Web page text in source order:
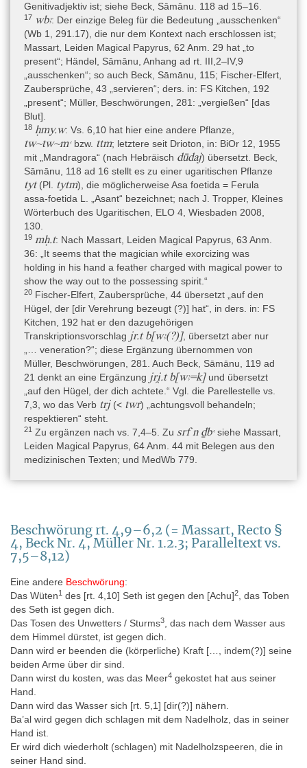
1853–62), 62–64, 66–67 (der Text von Chabas wurde neu
abgedruckt in G. Maspero (Hrsg.), F. Chabas. Oeuvres diverses.
Vol. 2, Bibliothèque égyptologique 10 (Paris 1902), 131–171 (I
343: 135–139; I 345: 142–145).
- von Deines – Grapow – Westendorf 1958 I: H. von Deines – H.
Grapow – W. Westendorf, Grundriss der Medizin der alten
Ägypter. IV,1. Übersetzung der medizinischen Texte (Berlin 1958).
- von Deines – Grapow – Westendorf 1958 II: H. von Deines – H.
Grapow – W. Westendorf, Grundriss der Medizin der alten
Ägypter. IV,2. Übersetzung der medizinischen Texte.
Erläuterungen (Berlin 1958).
- Enmarch 2005: R. Enmarch, The Dialoque of Ipuwer and the
Lord of the All (Oxford 2005), 2–5.
- Fischer-Elfert 2005: H.-W. Fischer-Elfert, Altägyptische
Zaubersprüche (Stuttgart 2005), 50–52, 138–139 (Nr. 18); 82–83,
153 (Nr. 68).
- Fischer-Elfert 2011: H.-W. Fischer-Elfert, Sāmānu on the Nile:
The Transfer of a Near Eastern Demon and Magico-Medical
Concept into New Kingdom Egypt; in: M. Coller – S. Snape
(Hrsg.), Ramesside Studies in Honour of K. A. Kitchen (Bolton
2011), 189–198.
- Grapow 1958: H. Grapow, Grundriss der Medizin der alten
Ägypter. V. Die medizinischen Texte in hieroglyphischer
Umschreibung autographiert (Berlin 1958).
- Händel 2007: K. Händel, Die Sāmānu-Beschwörungen aus
Mesopotamien und Ägypten (unveröffentlichte Magisterarbeit)
(Leipzig 2007).
- Halbertsma 1995: R. B. Halbertsma, Le solitaire des ruines. De
archeologische reizen van Jean Emile Humbert (1771–1839) in
dienst van het Koninkrijk der Nederlanden (Collections of the
Trade. The pioneer years of the National Museum of Antiquities in
Leiden, 1818–40 (London/New York 2003).
- Leemans 1840: C. Leemans, Description raisonée des
Leide (Leiden 1840), 111–112 (I 343) und 112–113 (I 345).
- Massy 1887: A. Massy, Études Égyptiennes III, Le Papyrus de
Leide I 345 (Gand 1887).
- Müller 2008: M. Müller, Levantinische Beschwörungen in
ägyptischer Übersetzung; in: Texte aus der Umwelt des Alten
Testaments. Neue Folge 4 (Gütersloh 2008), 275–293.
- Quack 2019: J. F. Quack, Ein vorderasiatisches Götterpaar in
ägyptischer Übersetzung, in: Orientalia. Nova Series 88 (1), 2019,
78–82.
- Raven 1992: M. J. Raven, Numbering Systems in the Egyptian
Department of the Rijksmuseum van Oudheden at Leiden, in:
Oudheidkundige Mededelingen uit het Rijksmuseum van
Genitivadjektiv ist; siehe Beck, Sāmānu. 118 ad 15–16.
17 wbꜣ: Der einzige Beleg für die Bedeutung „ausschenken“
(Wb 1, 291.17), die nur dem Kontext nach erschlossen ist;
Massart, Leiden Magical Papyrus, 62 Anm. 29 hat „to
present“; Händel, Sāmānu, Anhang ad rt. III,2–IV,9
„ausschenken“; so auch Beck, Sāmānu, 115; Fischer-Elfert,
Zaubersprüche, 43 „servieren“; ders. in: FS Kitchen, 192
„present“; Müller, Beschwörungen, 281: „vergießen“ [das
Blut].
18 ḥmy.w: Vs. 6,10 hat hier eine andere Pflanze,
tw~tw~mꜥbzw. ttm; letztere seit Drioton, in: BiOr 12, 1955
mit „Mandragora“ (nach Hebräisch dūdaj) übersetzt. Beck,
Sāmānu, 118 ad 16 stellt es zu einer ugaritischen Pflanze
tyt(Pl. tytm), die möglicherweise Asa foetida = Ferula
assa-foetida L. „Asant“ bezeichnet; nach J. Tropper, Kleines
Wörterbuch des Ugaritischen, ELO 4, Wiesbaden 2008,
130.
19 mḥ.t: Nach Massart, Leiden Magical Papyrus, 63 Anm.
36: „It seems that the magician while exorcizing was
holding in his hand a feather charged with magical power to
show the way out to the possessing spirit.“
20 Fischer-Elfert, Zaubersprüche, 44 übersetzt „auf den
Hügel, der [dir Verehrung bezeugt (?)] hat“, in ders. in: FS
Kitchen, 192 hat er den dazugehörigen
Transkriptionsvorschlag jr.t b[wꜣ(?)], übersetzt aber nur
„… veneration?“; diese Ergänzung übernommen von
Müller, Beschwörungen, 281. Auch Beck, Sāmānu, 119 ad
21 denkt an eine Ergänzung jri̯.t b[wꜣ=k]und übersetzt
„auf den Hügel, der dich achtete.“ Vgl. die Parellestelle vs.
7,3, wo das Verb trj(< twr) „achtungsvoll behandeln;
respektieren“ steht.
21 Zu ergänzen nach vs. 7,4–5. Zu srf n ḏbꜥsiehe Massart,
Leiden Magical Papyrus, 64 Anm. 44 mit Belegen aus den
medizinischen Texten; und MedWb 779.
Beschwörung rt. 4,9–6,2 (= Massart, Recto §
4, Beck Nr. 4, Müller Nr. 1.2.3; Paralleltext vs.
7,5–8,12)
Eine andere Beschwörung:
Das Wüten1 des [rt. 4,10] Seth ist gegen den [Achu]2
, das Toben
des Seth ist gegen dich.
Das Tosen des Unwetters / Sturms3
, das nach dem Wasser aus
dem Himmel dürstet, ist gegen dich.
Dann wird er beenden die (körperliche) Kraft […, indem(?)] seine
beiden Arme über dir sind.
Dann wirst du kosten, was das Meer4 gekostet hat aus seiner
Hand.
Dann wird das Wasser sich [rt. 5,1] [dir(?)] nähern.
Ba’al wird gegen dich schlagen mit dem Nadelholz, das in seiner
Hand ist.
Er wird dich wiederholt (schlagen) mit Nadelholzspeeren, die in
seiner Hand sind.